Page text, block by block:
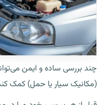
چند بررسی ساده و ایمن
(مکانیک سیار یا حمل) کمک